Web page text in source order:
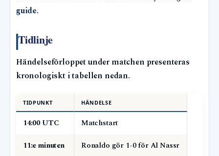
guide.
Tidlinje
Händelseförloppet under matchen presenteras
kronologiskt i tabellen nedan.
TIDPUNKT HÄNDELSE
14:00 UTC
Matchstart
11:e minuten
Ronaldo gör 1-0 för Al Nassr